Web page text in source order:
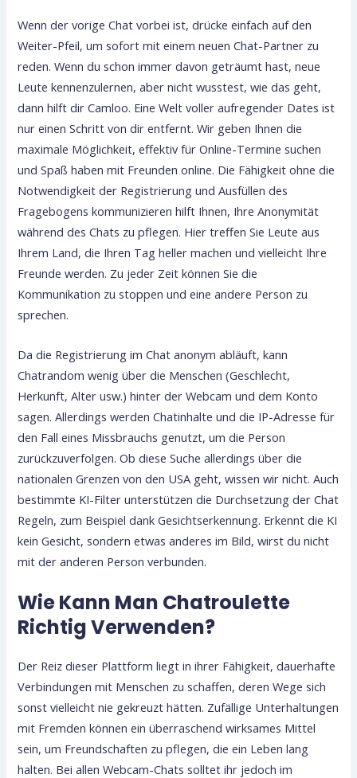
Wenn der vorige Chat vorbei ist, drücke einfach auf den
Weiter-Pfeil, um sofort mit einem neuen Chat-Partner zu
reden. Wenn du schon immer davon geträumt hast, neue
Leute kennenzulernen, aber nicht wusstest, wie das geht,
dann hilft dir Camloo. Eine Welt voller aufregender Dates ist
nur einen Schritt von dir entfernt. Wir geben Ihnen die
maximale Möglichkeit, effektiv für Online-Termine suchen
und Spaß haben mit Freunden online. Die Fähigkeit ohne die
Notwendigkeit der Registrierung und Ausfüllen des
Fragebogens kommunizieren hilft Ihnen, Ihre Anonymität
während des Chats zu pflegen. Hier treffen Sie Leute aus
Ihrem Land, die Ihren Tag heller machen und vielleicht Ihre
Freunde werden. Zu jeder Zeit können Sie die
Kommunikation zu stoppen und eine andere Person zu
sprechen.
Da die Registrierung im Chat anonym abläuft, kann
Chatrandom wenig über die Menschen (Geschlecht,
Herkunft, Alter usw.) hinter der Webcam und dem Konto
sagen. Allerdings werden Chatinhalte und die IP-Adresse für
den Fall eines Missbrauchs genutzt, um die Person
zurückzuverfolgen. Ob diese Suche allerdings über die
nationalen Grenzen von den USA geht, wissen wir nicht. Auch
bestimmte KI-Filter unterstützen die Durchsetzung der Chat
Regeln, zum Beispiel dank Gesichtserkennung. Erkennt die KI
kein Gesicht, sondern etwas anderes im Bild, wirst du nicht
mit der anderen Person verbunden.
Wie Kann Man Chatroulette
Richtig Verwenden?
Der Reiz dieser Plattform liegt in ihrer Fähigkeit, dauerhafte
Verbindungen mit Menschen zu schaffen, deren Wege sich
sonst vielleicht nie gekreuzt hätten. Zufällige Unterhaltungen
mit Fremden können ein überraschend wirksames Mittel
sein, um Freundschaften zu pflegen, die ein Leben lang
halten. Bei allen Webcam-Chats solltet ihr jedoch im